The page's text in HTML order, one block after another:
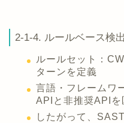
2-1-4. ルールベース検
ルールセット：
ターンを定義
言語・フレームワ
APIと非推奨APIを
したがって、